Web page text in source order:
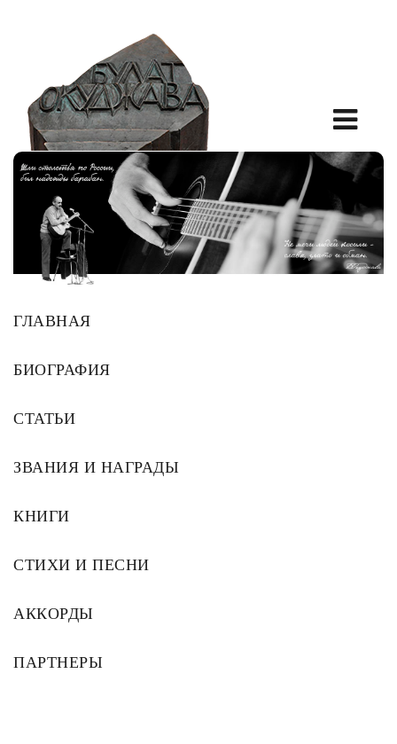
ГЛАВНАЯ
БИОГРАФИЯ
СТАТЬИ
ЗВАНИЯ И НАГРАДЫ
КНИГИ
СТИХИ И ПЕСНИ
АККОРДЫ
ПАРТНЕРЫ